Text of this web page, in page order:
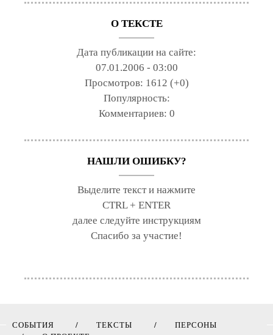
О ТЕКСТЕ
Дата публикации на сайте:
07.01.2006 - 03:00
Просмотров: 1612 (+0)
Популярность:
Комментариев: 0
НАШЛИ ОШИБКУ?
Выделите текст и нажмите
CTRL + ENTER
далее следуйте инструкциям
Спасибо за участие!
СОБЫТИЯ ТЕКСТЫ
ПЕРСОНЫ